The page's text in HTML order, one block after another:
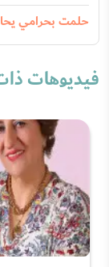
حلمت بحرامي
فيديوهات